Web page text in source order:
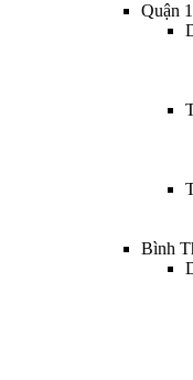
Quận
Bình